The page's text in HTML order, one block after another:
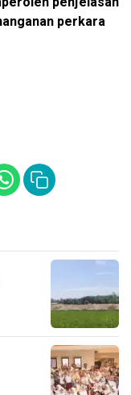
perkara